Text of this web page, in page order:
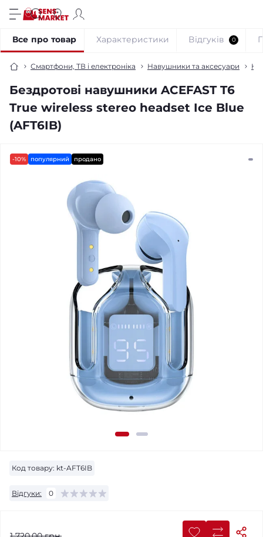
Смартфони, ТВ і електроніка Навушники та аксесуари
Бездротові навушники ACEFAST T6
True wireless stereo headset Ice Blue
(AFT6IB)
Все про товар Характеристики Відгуків 0
-10% популярний продано
Код товару: kt-AFT6IB
Відгуки: 0